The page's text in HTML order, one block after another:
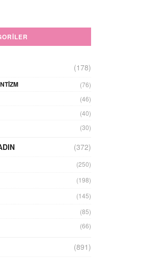
(178)
(76)
(46)
(40)
(30)
(372)
(250)
(198)
(145)
(85)
(66)
(891)